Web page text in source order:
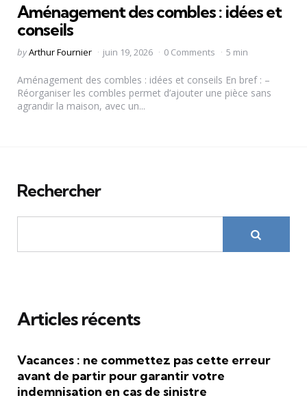
Aménagement des combles : idées et
conseils
Posted
byArthur Fournier juin 19, 2026 0 Comments 5 min
Aménagement des combles : idées et conseils En bref : –
Réorganiser les combles permet d’ajouter une pièce sans
agrandir la maison, avec un...
Rechercher
Articles récents
Vacances : ne commettez pas cette erreur
avant de partir pour garantir votre
indemnisation en cas de sinistre